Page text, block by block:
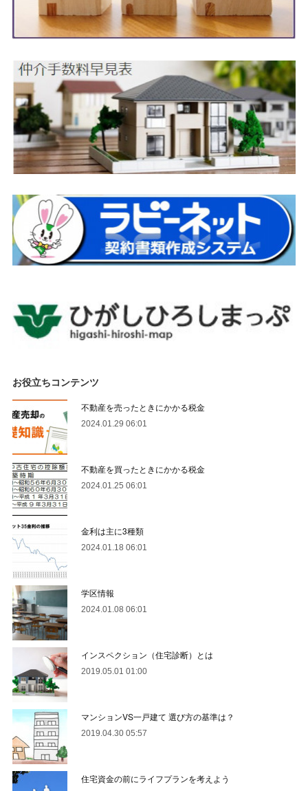
お役立ちコンテンツ
不動産を売ったときにかかる税金
2024.01.29 06:01
不動産を買ったときにかかる税金
2024.01.25 06:01
金利は主に3種類
2024.01.18 06:01
学区情報
2024.01.08 06:01
インスペクション（住宅診断）とは
2019.05.01 01:00
マンションVS一戸建て 選び方の基準は？
2019.04.30 05:57
住宅資金の前にライフプランを考えよう